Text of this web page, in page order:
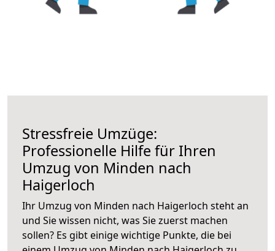
Stressfreie Umzüge:
Professionelle Hilfe für Ihren
Umzug von Minden nach
Haigerloch
Ihr Umzug von Minden nach Haigerloch steht an
und Sie wissen nicht, was Sie zuerst machen
sollen? Es gibt einige wichtige Punkte, die bei